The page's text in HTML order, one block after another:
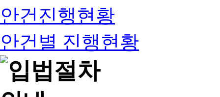
안건진행현황
안건별 진행현황